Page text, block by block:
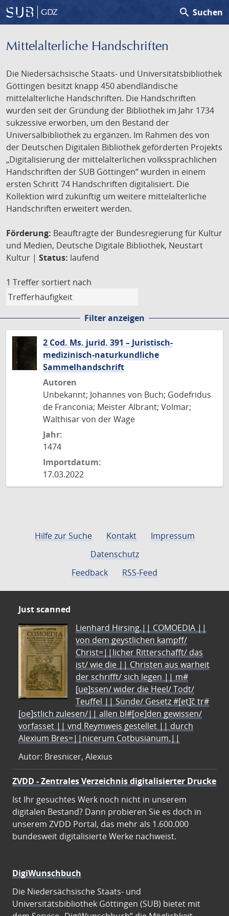
GDZ search Suchen
Mittelalterliche Handschriften
Die Niedersächsische Staats- und Universitätsbibliothek
Göttingen besitzt knapp 450 abendländische
mittelalterliche Handschriften. Die Handschriften
wurden seit der Gründung der Bibliothek im Jahr 1734
sukzessive erworben, um den Bestand der
Universalbibliothek zu ergänzen. Im Rahmen des von
der Deutschen Digitalen Bibliothek geförderten Projekts
„Digitalisierung der mittelalterlichen volkssprachlichen
Handschriften der SUB Göttingen“ wurden in einem
ersten Schritt 74 Handschriften digitalisiert. Die
Kollektion wird zukünftig um weitere mittelalterliche
Handschriften erweitert werden.
Förderung: Beauftragte der Bundesregierung für Kultur
und Medien, Deutsche Digitale Bibliothek, Neustart
Kultur | Status: laufend
1 Treffer sortiert nach
Filter anzeigen
2 Cod. Ms. jurid. 391 – Juristisch-
medizinisch-naturkundliche
Sammelhandschrift
Autoren
Unbekannt; Johannes von Buch; Godefridus
de Franconia; Meister Albrant; Volmar;
Walthisar von der Wage
Jahr:
1474
Importdatum:
17.03.2022
Hilfe zur Suche Kontakt
Impressum
Datenschutz
Feedback
RSS-Feed
Just scanned
Lienhard Hirsing.|| COMOEDIA ||
von dem geystlichen kampff/
Christ=||licher Ritterschafft/ das
ist/ wie die || Christen aus warheit
der schrifft/ sich legen || m#
[ue]ssen/ wider die Heel/ Todt/
Teuffel || Sünde/ Gesetz #[et]c̃ tr#
[oe]stlich zulesen/|| allen bl#[oe]den gewissen/
vorfasset || vnd Reymweis gestellet || durch
Alexium Bres=||nicerum Cotbusianum.||
Autor: Bresnicer, Alexius
ZVDD - Zentrales Verzeichnis digitalisierter Drucke
Ist Ihr gesuchtes Werk noch nicht in unserem
digitalen Bestand? Dann probieren Sie es doch in
unserem ZVDD Portal, das mehr als 1.600.000
bundesweit digitalisierte Werke nachweist.
DigiWunschbuch
Die Niedersächsische Staats- und
Universitätsbibliothek Göttingen (SUB) bietet mit